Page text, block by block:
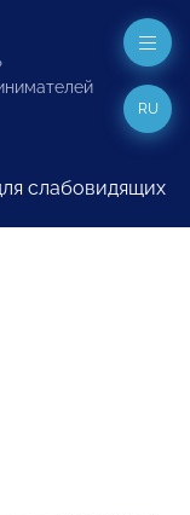
слабовидящих
RU